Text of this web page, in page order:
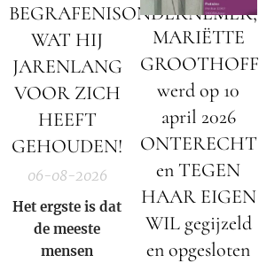
BEGRAFENISONDERNEMER;
WAT HIJ
JARENLANG
VOOR ZICH
HEEFT
GEHOUDEN!
06-08-2026
Het ergste is dat
de meeste
mensen
MARIËTTE
GROOTHOFF
werd op 10
april 2026
ONTERECHT
en TEGEN
HAAR EIGEN
WIL gegijzeld
en opgesloten